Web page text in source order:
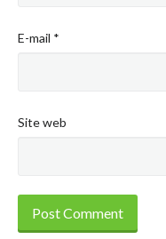
E-mail *
Site web